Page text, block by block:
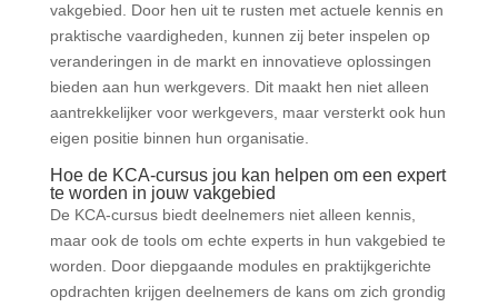
vakgebied. Door hen uit te rusten met actuele kennis en
praktische vaardigheden, kunnen zij beter inspelen op
veranderingen in de markt en innovatieve oplossingen
bieden aan hun werkgevers. Dit maakt hen niet alleen
aantrekkelijker voor werkgevers, maar versterkt ook hun
eigen positie binnen hun organisatie.
Hoe de KCA-cursus jou kan helpen om een expert
te worden in jouw vakgebied
De KCA-cursus biedt deelnemers niet alleen kennis,
maar ook de tools om echte experts in hun vakgebied te
worden. Door diepgaande modules en praktijkgerichte
opdrachten krijgen deelnemers de kans om zich grondig